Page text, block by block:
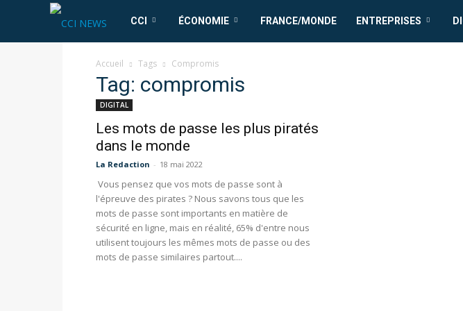
CCI
News
CCI ÉCONOMIE FRANCE/MONDE ENTREPRISES
Accueil Tags Compromis
Tag: compromis
DIGITAL
Les mots de passe les plus piratés
dans le monde
La Redaction - 18 mai 2022
Vous pensez que vos mots de passe sont à
l'épreuve des pirates ? Nous savons tous que les
mots de passe sont importants en matière de
sécurité en ligne, mais en réalité, 65% d'entre nous
utilisent toujours les mêmes mots de passe ou des
mots de passe similaires partout....